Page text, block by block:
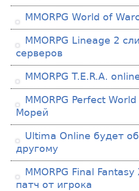
MMORPG World of
MMORPG Lineage 2
серверов
MMORPG T.E.R.A.
MMORPG Perfect
Морей
Ultima Online будет
другому
MMORPG Final
патч от игрока